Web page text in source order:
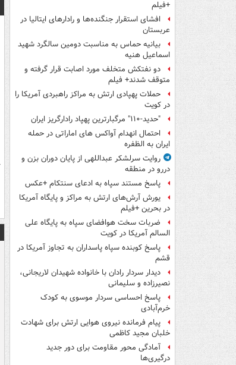
+فیلم
افشای استقرار جنگنده‌ها و رادارهای ایتالیا در
عربستان
بیانیه حماس به مناسبت دومین سالگرد شهید
اسماعیل هنیه
دو نفتکش متخلف مورد اصابت قرار گرفته و
متوقف شدند+ فیلم
حملات پهپادی ارتش به مراکز راهبردی آمریکا را
در کویت
"حدید-۱۱۰" مرگبارترین پهپاد رادارگریز ایران
احتمال انهدام آواکس های اماراتی در حمله
ایران به الظفره
روایت سرلشکر عبداللهی از پایان دوران بزن و
دررو در منطقه
پاسخ مستند سپاه به ادعای سنتکام +عکس
یورش آرش‌های ارتش به مراکز و پایگاه‌ آمریکا
در بحرین +فیلم
ضربات سخت هوافضای سپاه به پایگاه علی
السالم آمریکا در کویت
پاسخ کوبنده سپاه پاسداران به تجاوز آمریکا در
قشم
دیدار سردار رادان با خانواده شهیدان لاریجانی،
نصیرزاده و سلیمانی
پاسخ احساسی سردار موسوی به کودک
خرم‌آبادی
پیام فرمانده نیروی هوایی ارتش برای شهادت
خلبان مجید کاظمی
آمادگی محور مقاومت برای دور جدید
درگیری‌ها